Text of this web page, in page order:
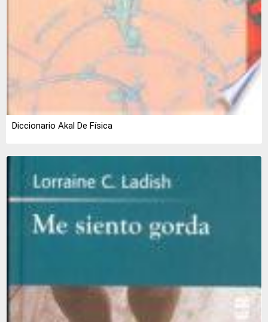
Diccionario Akal De Física